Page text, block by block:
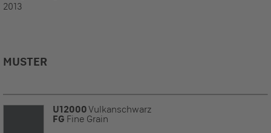
2013
MUSTER
U12000Vulkanschwarz
FG Fine Grain